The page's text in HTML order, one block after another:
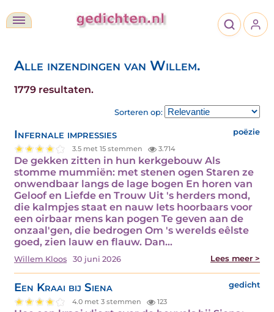
Alle inzendingen van Willem.
1779 resultaten.
Sorteren op:
Infernale impressies poëzie
3.5 met 15 stemmen 3.714
De gekken zitten in hun kerkgebouw Als
stomme mummiën: met stenen ogen Staren ze
onwendbaar langs de lage bogen En horen van
Geloof en Liefde en Trouw Uit 's herders mond,
die kalmpjes staat en nauw Iets hoorbaars voor
een oirbaar mens kan pogen Te geven aan de
onzaal'gen, die bedrogen Om 's werelds eêlste
goed, zien lauw en flauw. Dan…
Willem Kloos 30 juni 2026 Lees meer >
Een Kraai bij Siena gedicht
4.0 met 3 stemmen 123